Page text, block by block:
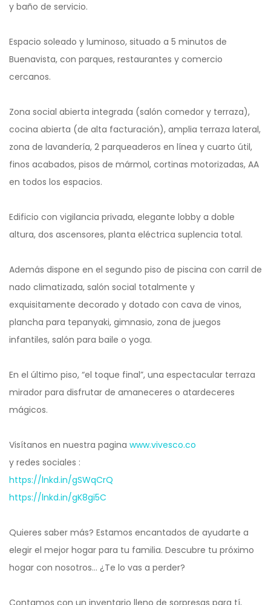
y baño de servicio.
Espacio soleado y luminoso, situado a 5 minutos de
Buenavista, con parques, restaurantes y comercio
cercanos.
Zona social abierta integrada (salón comedor y terraza),
cocina abierta (de alta facturación), amplia terraza lateral,
zona de lavandería, 2 parqueaderos en línea y cuarto útil,
finos acabados, pisos de mármol, cortinas motorizadas, AA
en todos los espacios.
Edificio con vigilancia privada, elegante lobby a doble
altura, dos ascensores, planta eléctrica suplencia total.
Además dispone en el segundo piso de piscina con carril de
nado climatizada, salón social totalmente y
exquisitamente decorado y dotado con cava de vinos,
plancha para tepanyaki, gimnasio, zona de juegos
infantiles, salón para baile o yoga.
En el último piso, “el toque final”, una espectacular terraza
mirador para disfrutar de amaneceres o atardeceres
mágicos.
Visítanos en nuestra pagina www.vivesco.co
y redes sociales :
https://lnkd.in/gSWqCrQ
https://lnkd.in/gK8gi5C
Quieres saber más? Estamos encantados de ayudarte a
elegir el mejor hogar para tu familia. Descubre tu próximo
hogar con nosotros… ¿Te lo vas a perder?
Contamos con un inventario lleno de sorpresas para tí,